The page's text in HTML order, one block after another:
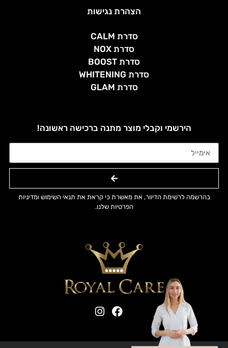
הצהרת נגישות
סדרת CALM
סדרת NOX
סדרת BOOST
סדרת WHITENING
סדרת GLAM
הירשמי וקבלי מוצר מתנה ברכישה ראשונה!
בהרשמה לרשימת הדיוור, את מאשרת כי קראת את תנאי השימוש ומדיניות
הפרטיות שלנו.